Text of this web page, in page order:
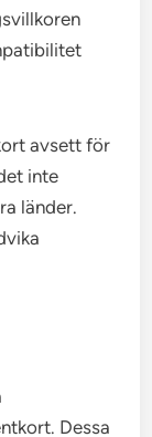
avsett för
inte
länder.
Dessa